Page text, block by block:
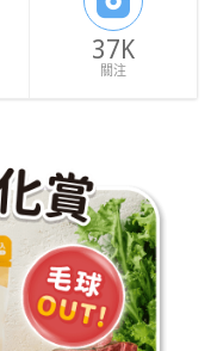
37K
關注